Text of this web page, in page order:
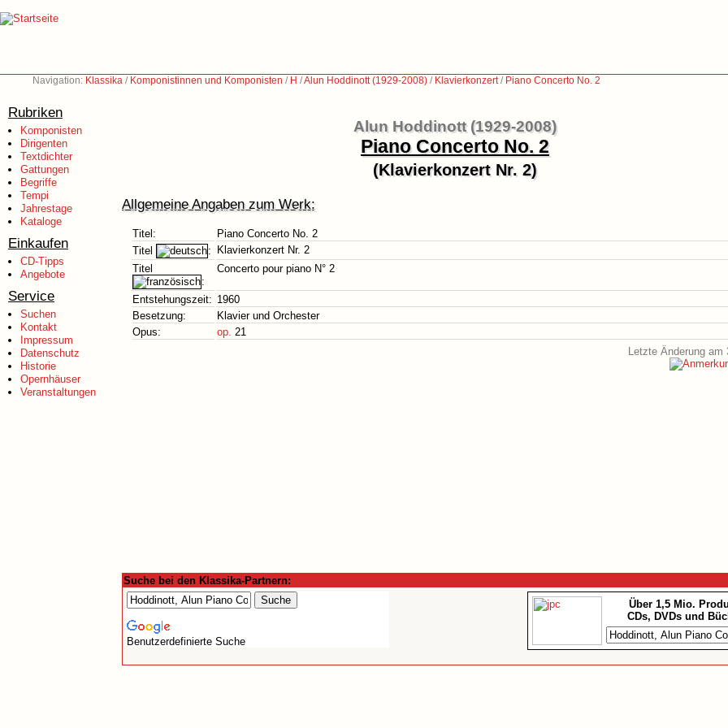
Navigation: Klassika / Komponistinnen und Komponisten / H /Alun Hoddinott (1929-2008) / Klavierkonzert/ Piano Concerto No. 2
Rubriken
Komponisten
Dirigenten
Textdichter
Gattungen
Begriffe
Tempi
Jahrestage
Kataloge
Einkaufen
CD-Tipps
Angebote
Service
Suchen
Kontakt
Impressum
Datenschutz
Historie
Opernhäuser
Veranstaltungen
Alun Hoddinott (1929-2008)
Piano Concerto No. 2
(Klavierkonzert Nr. 2)
Allgemeine Angaben zum Werk:
Titel:
Piano Concerto No. 2
Titel
:
Klavierkonzert Nr. 2
Titel
:
Concerto pour piano N° 2
Entstehungszeit: 1960
Besetzung:
Klavier und Orchester
Opus:
op. 21
Letzte Änderung am
Suche bei den Klassika-Partnern:
Benutzerdefinierte Suche
Über 1,5 Mio.
CDs, DVDs und